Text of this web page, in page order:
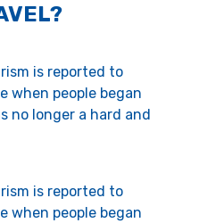
is reported to
when people began
no longer a hard and
is reported to
when people began